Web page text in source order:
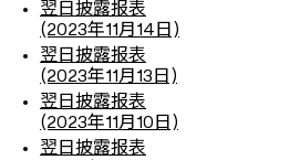
翌日披露报表
(2023年11月14日)
翌日披露报表
(2023年11月13日)
翌日披露报表
(2023年11月10日)
翌日披露报表